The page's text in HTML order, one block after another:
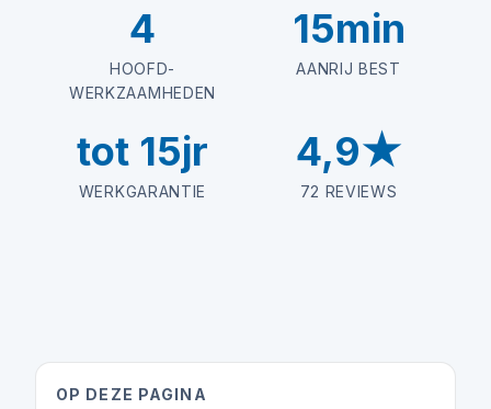
4
HOOFD-
WERKZAAMHEDEN
15min
AANRIJ BEST
tot 15jr
WERKGARANTIE
4,9★
72 REVIEWS
OP DEZE PAGINA